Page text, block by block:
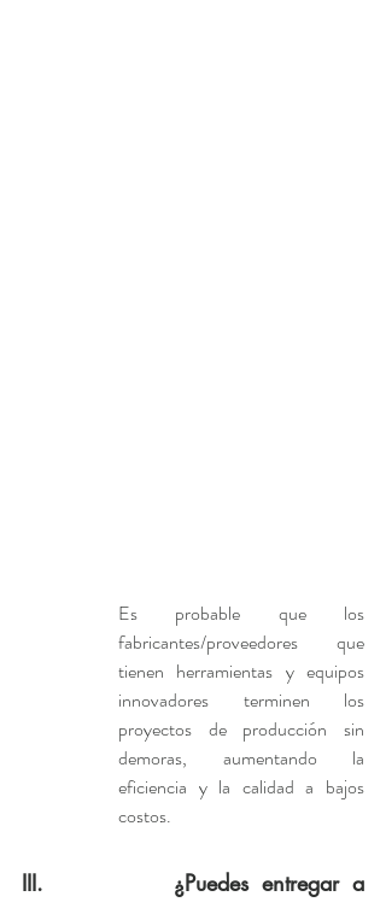
Es probable que los
fabricantes/proveedores que
tienen herramientas y equipos
innovadores terminen los
proyectos de producción sin
demoras, aumentando la
eficiencia y la calidad a bajos
costos.
III.          ¿Puedes entregar a